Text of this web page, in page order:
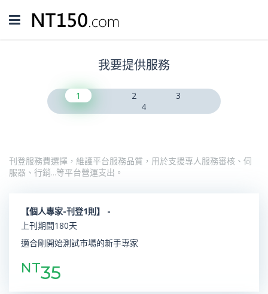
Toggle
navigation
我要提供服務
1 2
3
4
刊登服務費選擇，維護平台服務品質，用於支援專人服務審核、伺
服器、行銷…等平台營運支出。
【個人專家-刊登1則】 -
上刊期間180天
適合剛開始測試市場的新手專家
NT35